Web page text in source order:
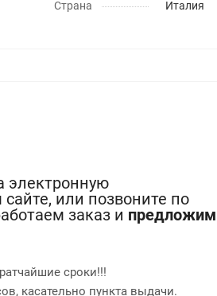
Страна Италия
электронную
или позвоните по
заказ и
сроки!!!
касательно пункта выдачи.